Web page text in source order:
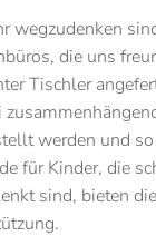
wegzudenken
, die uns
Tischler
werden und
für Kinder, die
sind, bieten